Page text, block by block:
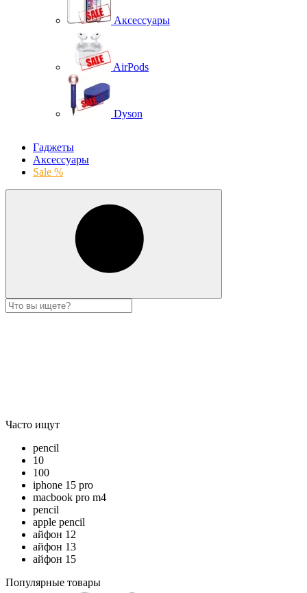
Аксессуары
AirPods
Dyson
Гаджеты
Аксессуары
Sale %
Часто ищут
pencil
10
100
iphone 15 pro
macbook pro m4
pencil
apple pencil
айфон 12
айфон 13
айфон 15
Популярные товары